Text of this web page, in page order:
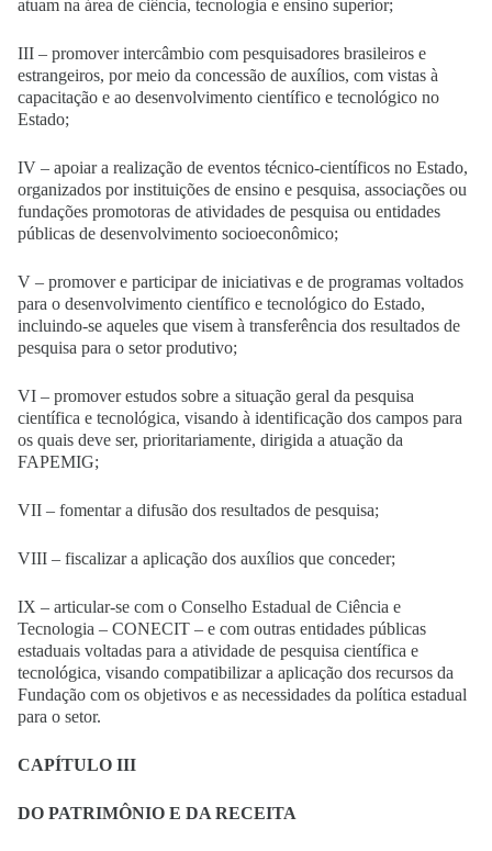
atuam na área de ciência, tecnologia e ensino superior;
III – promover intercâmbio com pesquisadores brasileiros e
estrangeiros, por meio da concessão de auxílios, com vistas à
capacitação e ao desenvolvimento científico e tecnológico no
Estado;
IV – apoiar a realização de eventos técnico-científicos no Estado,
organizados por instituições de ensino e pesquisa, associações ou
fundações promotoras de atividades de pesquisa ou entidades
públicas de desenvolvimento socioeconômico;
V – promover e participar de iniciativas e de programas voltados
para o desenvolvimento científico e tecnológico do Estado,
incluindo-se aqueles que visem à transferência dos resultados de
pesquisa para o setor produtivo;
VI – promover estudos sobre a situação geral da pesquisa
científica e tecnológica, visando à identificação dos campos para
os quais deve ser, prioritariamente, dirigida a atuação da
FAPEMIG;
VII – fomentar a difusão dos resultados de pesquisa;
VIII – fiscalizar a aplicação dos auxílios que conceder;
IX – articular-se com o Conselho Estadual de Ciência e
Tecnologia – CONECIT – e com outras entidades públicas
estaduais voltadas para a atividade de pesquisa científica e
tecnológica, visando compatibilizar a aplicação dos recursos da
Fundação com os objetivos e as necessidades da política estadual
para o setor.
CAPÍTULO III
DO PATRIMÔNIO E DA RECEITA